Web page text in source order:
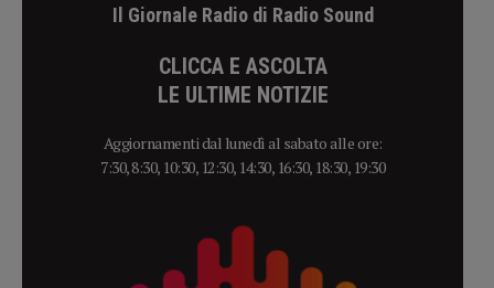
Il Giornale Radio di Radio Sound
CLICCA E ASCOLTA
LE ULTIME NOTIZIE
Aggiornamenti dal lunedì al sabato alle ore:
7:30, 8:30, 10:30, 12:30, 14:30, 16:30, 18:30, 19:30